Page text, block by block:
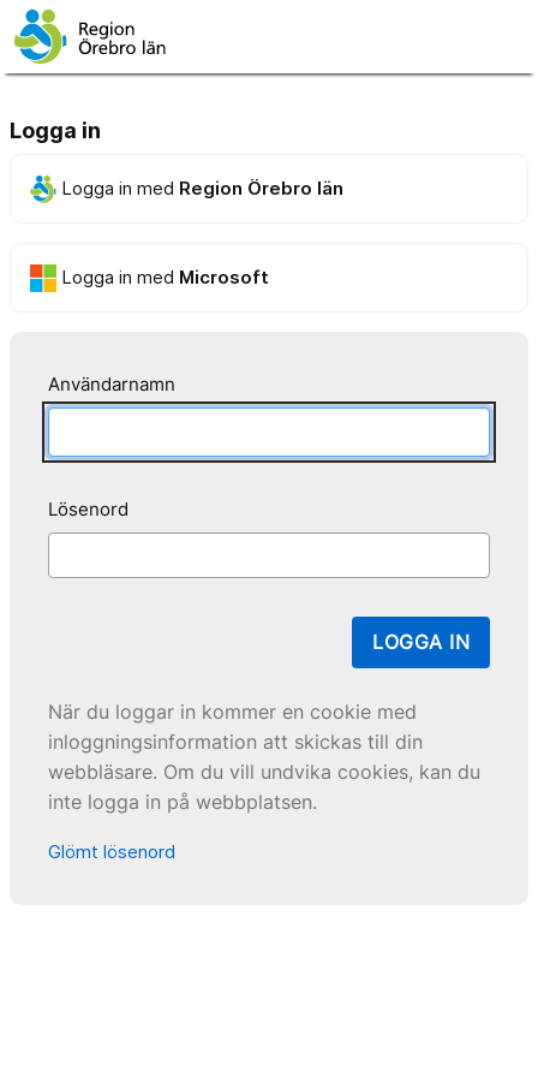
Logga in
Logga in med Region Örebro län
Logga in med Microsoft
Användarnamn
Lösenord
LOGGA IN
När du loggar in kommer en cookie med
inloggningsinformation att skickas till din
webbläsare. Om du vill undvika cookies, kan du
inte logga in på webbplatsen.
Glömt lösenord